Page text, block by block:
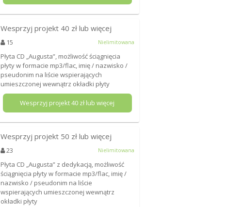
Wesprzyj projekt 40 zł lub więcej
15 Nielimitowana
Płyta CD „Augusta”, możliwość ściągnięcia
płyty w formacie mp3/flac, imię / nazwisko /
pseudonim na liście wspierających
umieszczonej wewnątrz okładki płyty
Wesprzyj projekt40 zł lub więcej
Wesprzyj projekt 50 zł lub więcej
23 Nielimitowana
Płyta CD „Augusta” z dedykacją, możliwość
ściągnięcia płyty w formacie mp3/flac, imię /
nazwisko / pseudonim na liście
wspierających umieszczonej wewnątrz
okładki płyty